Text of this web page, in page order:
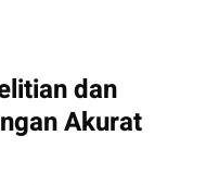
dan
Akurat